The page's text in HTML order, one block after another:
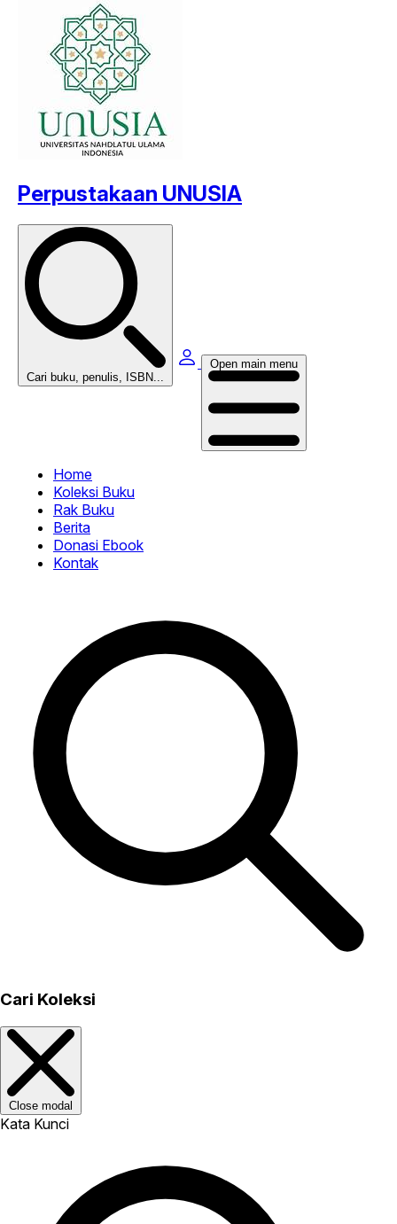
Perpustakaan UNUSIA
Cari buku, penulis, ISBN...
Open main menu
Home
Koleksi Buku
Rak Buku
Berita
Donasi Ebook
Kontak
Cari Koleksi
Close modal
Kata Kunci